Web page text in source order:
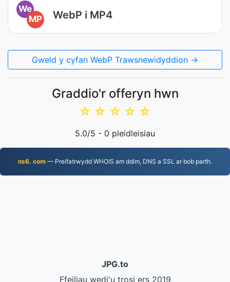
We
MP
WebP i MP4
Gweld y cyfan WebP Trawsnewidyddion →
Graddio'r offeryn hwn
☆
☆
☆
☆
☆
5.0/5 - 0 pleidleisiau
ns6. com — Preifatrwydd WHOIS am ddim, DNS a SSL ar bob parth.
JPG.to
Ffeiliau wedi'u trosi ers 2019